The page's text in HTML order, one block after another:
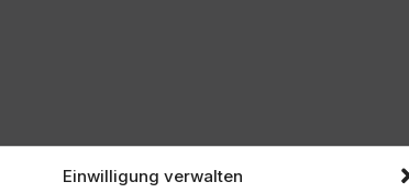
Einwilligung verwalten